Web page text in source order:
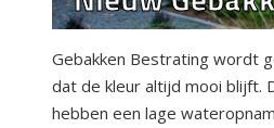
Gebakken Bestrating wordt
dat de kleur altijd mooi blijft.
hebben een lage